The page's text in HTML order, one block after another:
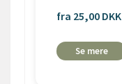
fra 25,00 DKK
Se mere